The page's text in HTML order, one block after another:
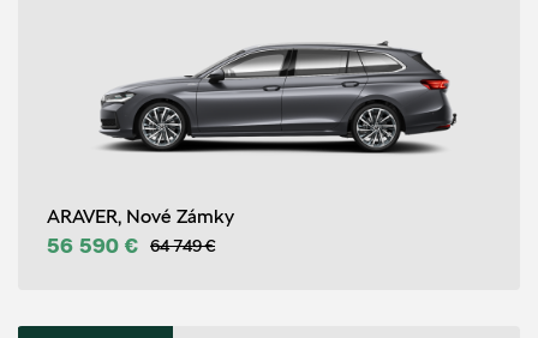
ARAVER, Nové Zámky
56 590 € 64 749 €